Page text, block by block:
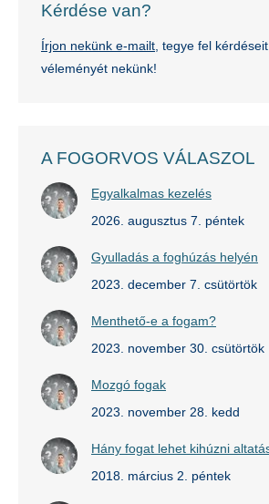
Kérdése van?
Írjon nekünk e-mailt , tegye fel
véleményét nekünk!
A FOGORVOS VÁLASZOL
Egyalkalmas kezelés
2026. augusztus 7. péntek
Gyulladás a foghúzás helyén
2023. december 7. csütörtök
Menthető-e a fogam?
2023. november 30. csütörtök
Mozgó fogak
2023. november 28. kedd
Hány fogat lehet kihúzni
2018. március 2. péntek